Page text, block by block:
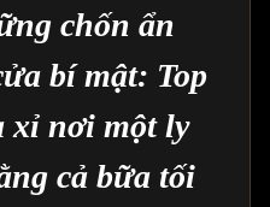
chốn ẩn
bí mật: Top
xỉ nơi một ly
cả bữa tối